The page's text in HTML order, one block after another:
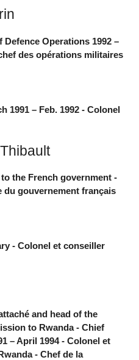
Operations 1992 –
des opérations militaires
1991 – Feb. 1992 - Colonel
the French government -
gouvernement français
- Colonel et conseiller
and head of the
to Rwanda - Chief
– April 1994 - Colonel et
- Chef de la